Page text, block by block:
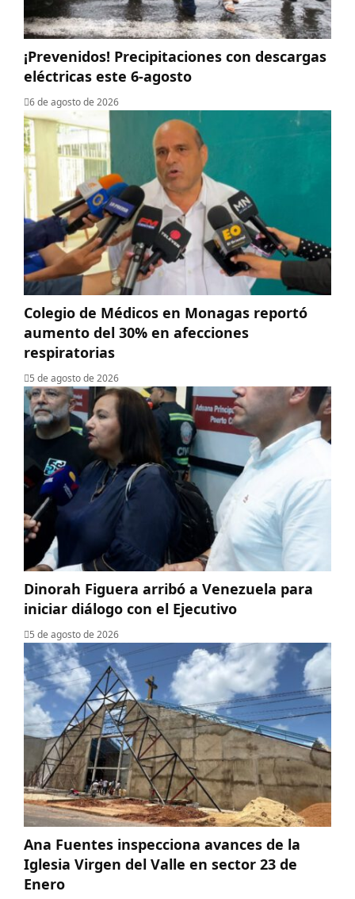
¡Prevenidos! Precipitaciones con descargas
eléctricas este 6-agosto
6 de agosto de 2026
Colegio de Médicos en Monagas reportó
aumento del 30% en afecciones
respiratorias
5 de agosto de 2026
Dinorah Figuera arribó a Venezuela para
iniciar diálogo con el Ejecutivo
5 de agosto de 2026
Ana Fuentes inspecciona avances de la
Iglesia Virgen del Valle en sector 23 de
Enero